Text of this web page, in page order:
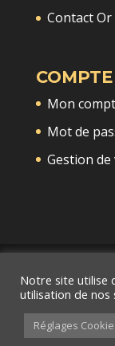
Contact
Mon
Mot de
Gestion
Site réalisé par
Politique de
Notre site utilise
utilisation de nos
Réglages